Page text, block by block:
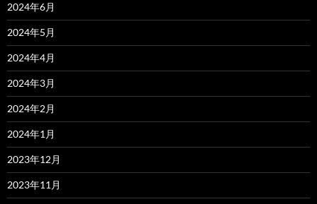
2024年6月
2024年5月
2024年4月
2024年3月
2024年2月
2024年1月
2023年12月
2023年11月